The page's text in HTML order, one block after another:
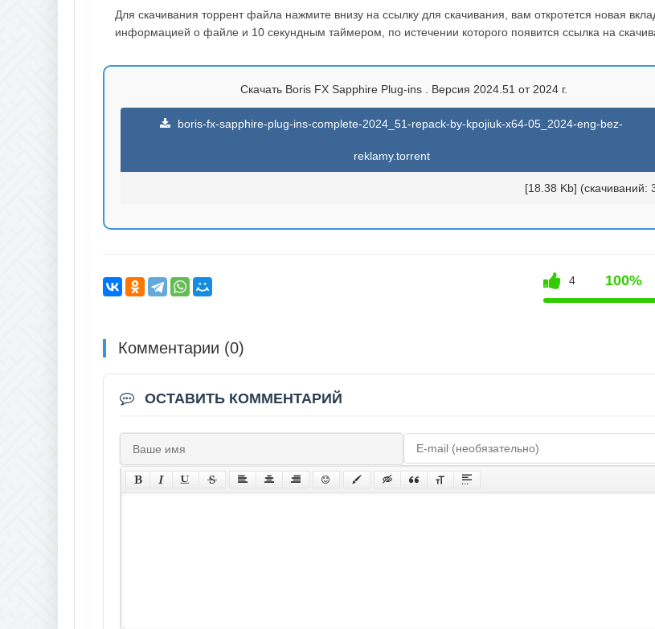
Для скачивания торрент файла нажмите внизу на ссылку для скачивания, вам откротется новая
информацией о файле и 10 секундным таймером, по истечении которого появится ссылка на
Скачать Boris FX Sapphire Plug-ins . Версия 2024.51 от 2024 г.
boris-fx-sapphire-plug-ins-complete-2024_51-repack-by-kpojiuk-x64-05_2024-eng-bez-
reklamy.torrent
[18.38 Kb] (cкачиваний:
4 100%
Комментарии (0)
ОСТАВИТЬ КОММЕНТАРИЙ